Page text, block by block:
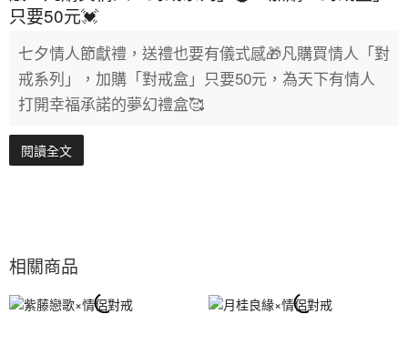
只要50元💓
七夕情人節獻禮，送禮也要有儀式感🎁凡購買情人「對
戒系列」，加購「對戒盒」只要50元，為天下有情人
打開幸福承諾的夢幻禮盒🥰
閱讀全文
相關商品